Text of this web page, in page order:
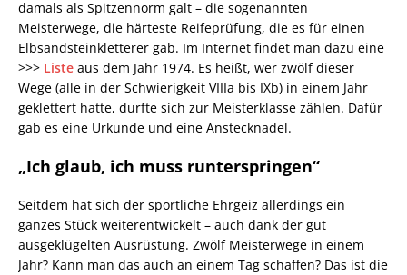
damals als Spitzennorm galt – die sogenannten
Meisterwege, die härteste Reifeprüfung, die es für einen
Elbsandsteinkletterer gab. Im Internet findet man dazu eine
>>> Liste aus dem Jahr 1974. Es heißt, wer zwölf dieser
Wege (alle in der Schwierigkeit VIIIa bis IXb) in einem Jahr
geklettert hatte, durfte sich zur Meisterklasse zählen. Dafür
gab es eine Urkunde und eine Anstecknadel.
„Ich glaub, ich muss runterspringen“
Seitdem hat sich der sportliche Ehrgeiz allerdings ein
ganzes Stück weiterentwickelt – auch dank der gut
ausgeklügelten Ausrüstung. Zwölf Meisterwege in einem
Jahr? Kann man das auch an einem Tag schaffen? Das ist die